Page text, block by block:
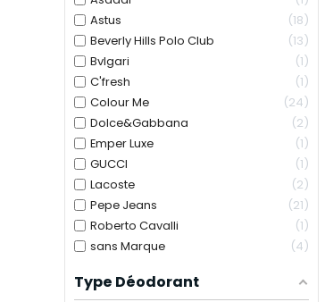
Astus
18
Beverly Hills Polo Club
13
Bvlgari
1
C'fresh
1
Colour Me
24
Dolce&Gabbana
2
Emper Luxe
1
GUCCI
1
Lacoste
2
Pepe Jeans
21
Roberto Cavalli
1
sans Marque
4
Type Déodorant